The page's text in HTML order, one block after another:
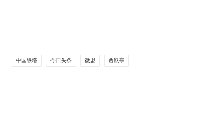
中国铁塔 今日头条 微盟 贾跃亭